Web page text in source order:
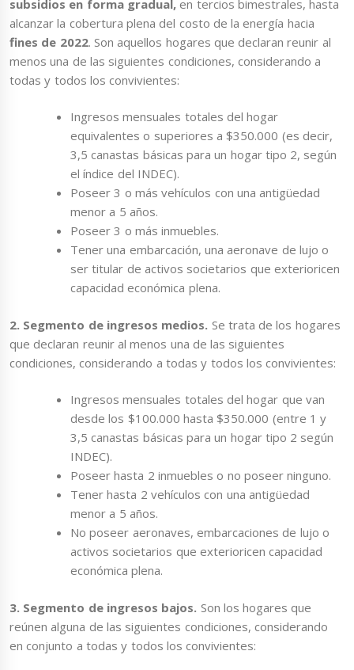
subsidios en forma gradual,en tercios bimestrales, hasta
alcanzar la cobertura plena del costo de la energía hacia
fines de 2022. Son aquellos hogares que declaran reunir al
menos una de las siguientes condiciones, considerando a
todas y todos los convivientes:
Ingresos mensuales totales del hogar
equivalentes o superiores a $350.000 (es decir,
3,5 canastas básicas para un hogar tipo 2, según
el índice del INDEC).
Poseer 3 o más vehículos con una antigüedad
menor a 5 años.
Poseer 3 o más inmuebles.
Tener una embarcación, una aeronave de lujo o
ser titular de activos societarios que exterioricen
capacidad económica plena.
2. Segmento de ingresos medios. Se trata de los hogares
que declaran reunir al menos una de las siguientes
condiciones, considerando a todas y todos los convivientes:
Ingresos mensuales totales del hogar que van
desde los $100.000 hasta $350.000 (entre 1 y
3,5 canastas básicas para un hogar tipo 2 según
INDEC).
Poseer hasta 2 inmuebles o no poseer ninguno.
Tener hasta 2 vehículos con una antigüedad
menor a 5 años.
No poseer aeronaves, embarcaciones de lujo o
activos societarios que exterioricen capacidad
económica plena.
3. Segmento de ingresos bajos. Son los hogares que
reúnen alguna de las siguientes condiciones, considerando
en conjunto a todas y todos los convivientes: